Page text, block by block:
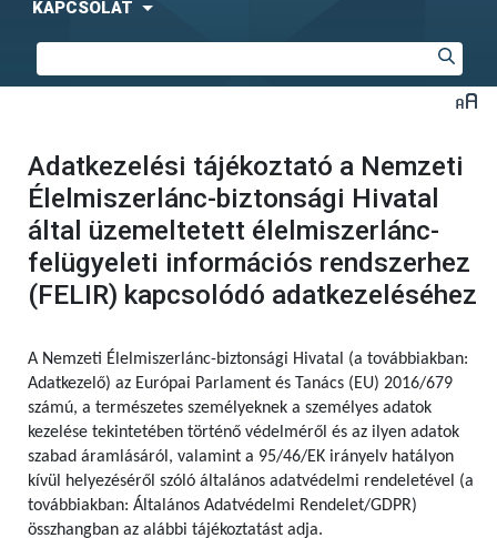
KAPCSOLAT
Adatkezelési tájékoztató a Nemzeti
Élelmiszerlánc-biztonsági Hivatal
által üzemeltetett élelmiszerlánc-
felügyeleti információs rendszerhez
(FELIR) kapcsolódó adatkezeléséhez
A Nemzeti Élelmiszerlánc-biztonsági Hivatal (a továbbiakban:
Adatkezelő) az Európai Parlament és Tanács (EU) 2016/679
számú, a természetes személyeknek a személyes adatok
kezelése tekintetében történő védelméről és az ilyen adatok
szabad áramlásáról, valamint a 95/46/EK irányelv hatályon
kívül helyezéséről szóló általános adatvédelmi rendeletével (a
továbbiakban: Általános Adatvédelmi Rendelet/GDPR)
összhangban az alábbi tájékoztatást adja.